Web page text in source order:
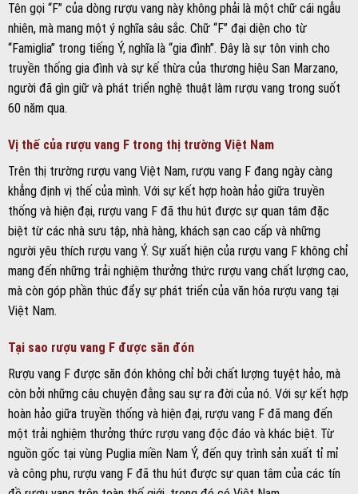
Tên gọi “F” của dòng rượu vang này không phải là một chữ cái ngẫu
nhiên, mà mang một ý nghĩa sâu sắc. Chữ “F” đại diện cho từ
“Famiglia” trong tiếng Ý, nghĩa là “gia đình”. Đây là sự tôn vinh cho
truyền thống gia đình và sự kế thừa của thương hiệu San Marzano,
người đã gìn giữ và phát triển nghệ thuật làm rượu vang trong suốt
60 năm qua.
Vị thế của rượu vang F trong thị trường Việt Nam
Trên thị trường rượu vang Việt Nam, rượu vang F đang ngày càng
khẳng định vị thế của mình. Với sự kết hợp hoàn hảo giữa truyền
thống và hiện đại, rượu vang F đã thu hút được sự quan tâm đặc
biệt từ các nhà sưu tập, nhà hàng, khách sạn cao cấp và những
người yêu thích rượu vang Ý. Sự xuất hiện của rượu vang F không chỉ
mang đến những trải nghiệm thưởng thức rượu vang chất lượng cao,
mà còn góp phần thúc đẩy sự phát triển của văn hóa rượu vang tại
Việt Nam.
Tại sao rượu vang F được săn đón
Rượu vang F được săn đón không chỉ bởi chất lượng tuyệt hảo, mà
còn bởi những câu chuyện đằng sau sự ra đời của nó. Với sự kết hợp
hoàn hảo giữa truyền thống và hiện đại, rượu vang F đã mang đến
một trải nghiệm thưởng thức rượu vang độc đáo và khác biệt. Từ
nguồn gốc tại vùng Puglia miền Nam Ý, đến quy trình sản xuất tỉ mỉ
và công phu, rượu vang F đã thu hút được sự quan tâm của các tín